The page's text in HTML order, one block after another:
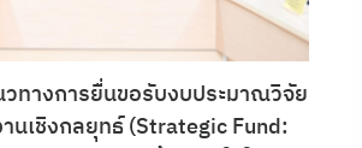
ทางการยื่นขอรับงบประมาณวิจัย
นเชิงกลยุทธ์ (Strategic Fund: